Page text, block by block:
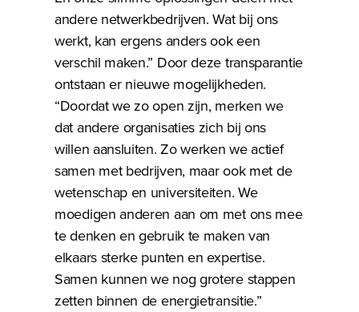
andere netwerkbedrijven. Wat bij ons
werkt, kan ergens anders ook een
verschil maken.” Door deze transparantie
ontstaan er nieuwe mogelijkheden.
“Doordat we zo open zijn, merken we
dat andere organisaties zich bij ons
willen aansluiten. Zo werken we actief
samen met bedrijven, maar ook met de
wetenschap en universiteiten. We
moedigen anderen aan om met ons mee
te denken en gebruik te maken van
elkaars sterke punten en expertise.
Samen kunnen we nog grotere stappen
zetten binnen de energietransitie.”